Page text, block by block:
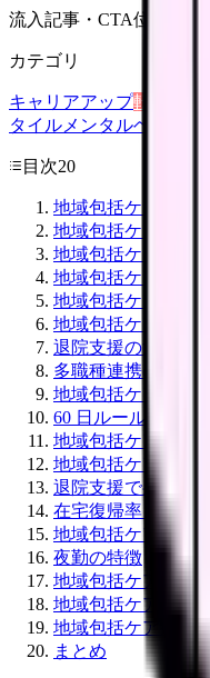
流入記事・CTA位置つき
カテゴリ
キャリアアップ転職ガイ
タイル メンタルヘルス
目次20
地域包括ケア病棟と
地域包括ケア病棟の
地域包括ケアの対象
地域包括ケアの 5
地域包括ケアの 5
地域包括ケア看護
退院支援の流れ
多職種連携のパター
地域包括ケアの 1 日
60 日ルールの意味
地域包括ケアに向
地域包括ケアに向
退院支援で身につ
在宅復帰率を上げ
地域包括ケア病棟
夜勤の特徴
地域包括ケアの 60
地域包括ケア病棟
地域包括ケア病棟
まとめ